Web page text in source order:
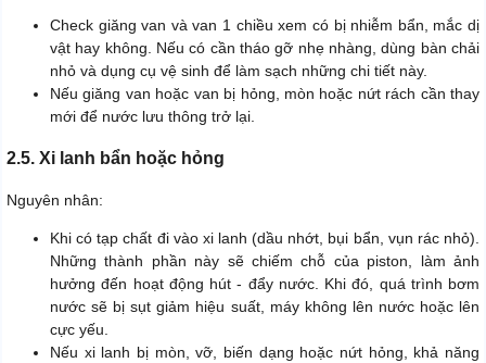
Check giăng van và van 1 chiều xem có bị nhiễm bẩn, mắc dị
vật hay không. Nếu có cần tháo gỡ nhẹ nhàng, dùng bàn chải
nhỏ và dụng cụ vệ sinh để làm sạch những chi tiết này.
Nếu giăng van hoặc van bị hỏng, mòn hoặc nứt rách cần thay
mới để nước lưu thông trở lại.
2.5. Xi lanh bẩn hoặc hỏng
Nguyên nhân:
Khi có tạp chất đi vào xi lanh (dầu nhớt, bụi bẩn, vụn rác nhỏ).
Những thành phần này sẽ chiếm chỗ của piston, làm ảnh
hưởng đến hoạt động hút - đẩy nước. Khi đó, quá trình bơm
nước sẽ bị sụt giảm hiệu suất, máy không lên nước hoặc lên
cực yếu.
Nếu xi lanh bị mòn, vỡ, biến dạng hoặc nứt hỏng, khả năng